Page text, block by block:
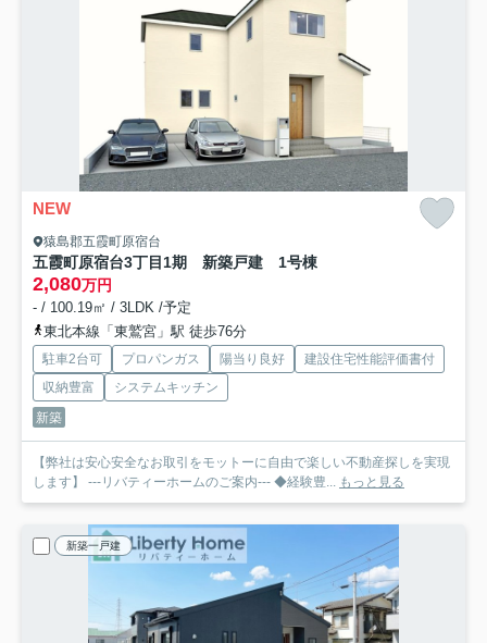
NEW
猿島郡五霞町原宿台
五霞町原宿台3丁目1期 新築戸建 1号棟
2,080万円
- / 100.19㎡ / 3LDK /予定
東北本線「東鷲宮」駅 徒歩76分
駐車2台可 プロパンガス 陽当り良好
建設住宅性能評価書付
収納豊富
システムキッチン
新築
【弊社は安心安全なお取引をモットーに自由で楽しい不動産探しを実現
します】 ---リバティーホームのご案内--- ◆経験豊... もっと見る
新築一戸建